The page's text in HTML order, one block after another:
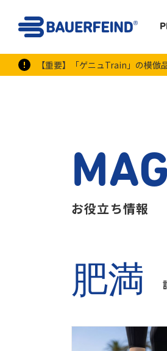
【重要】「ゲニュTrain」の模
お役立ち情報
肥満